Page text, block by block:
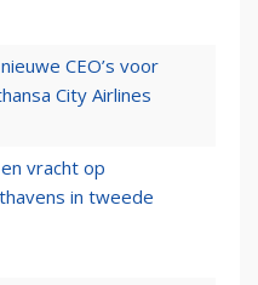
CEO’s voor
City Airlines
vracht op
in tweede